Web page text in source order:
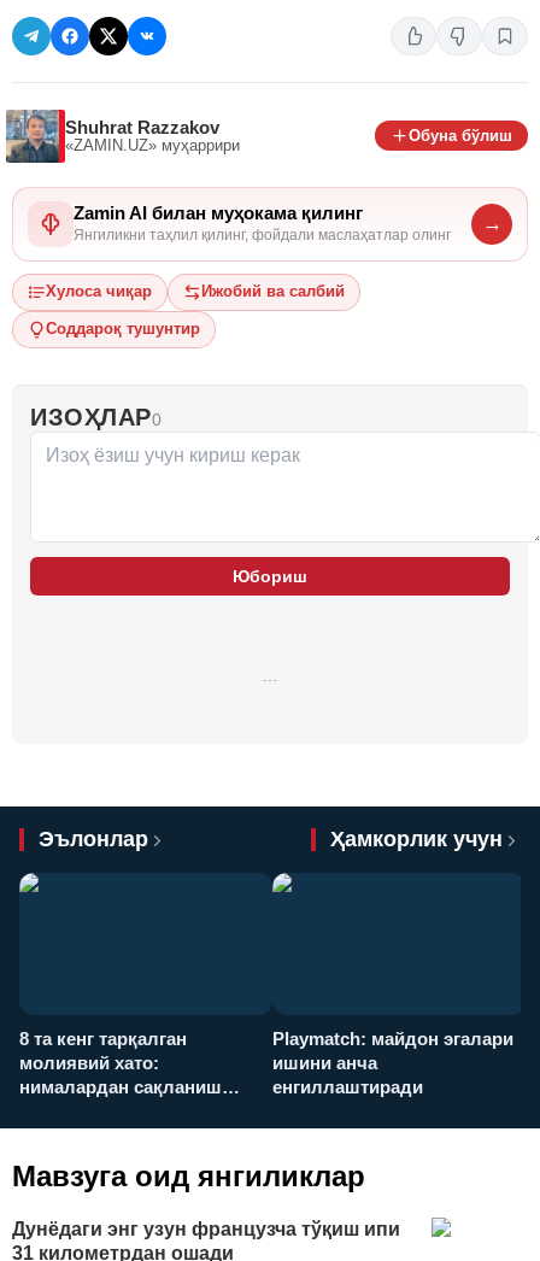
Shuhrat Razzakov
«ZAMIN.UZ» муҳаррири
Обуна бўлиш
Zamin AI билан муҳокама қилинг
Янгиликни таҳлил қилинг, фойдали маслаҳатлар олинг
→
Хулоса чиқар Ижобий ва салбий
Соддароқ тушунтир
ИЗОҲЛАР0
Юбориш
Эълонлар Ҳамкорлик учун
8 та кенг тарқалган
молиявий хато:
нималардан сақланиш
Playmatch: майдон эгалари
ишини анча
енгиллаштиради
Мавзуга оид янгиликлар
Дунёдаги энг узун французча тўқиш ипи
31 километрдан ошади